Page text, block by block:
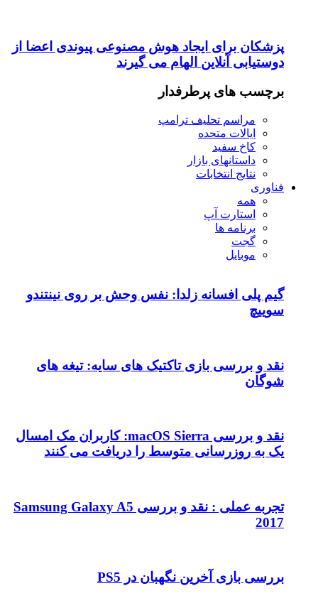
پزشکان برای ایجاد هوش مصنوعی پیوندی اعضا از
دوستیابی آنلاین الهام می گیرند
برچسب های پرطرفدار
مراسم تحلیف ترامپ
ایالات متحده
کاخ سفید
داستانهای بازار
نتایج انتخابات
فناوری
همه
استارت آپ
برنامه ها
گجت
موبایل
گیم پلی افسانه زلدا: نفس وحش بر روی نینتندو
سوییچ
نقد و بررسی بازی تاکتیک های سایه: تیغه های
شوگان
نقد و بررسی macOS Sierra: کاربران مک امسال
یک به روزرسانی متوسط را دریافت می کنند
تجربه عملی : نقد و بررسی Samsung Galaxy A5
2017
بررسی بازی آخرین نگهبان در PS5